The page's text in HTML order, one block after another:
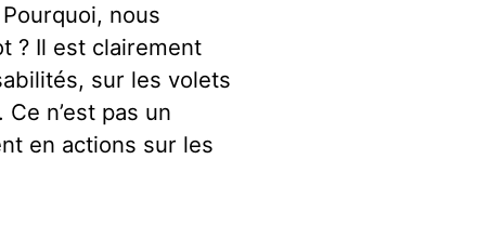
nous
? Il est clairement
sur les volets
n’est pas un
en actions sur les